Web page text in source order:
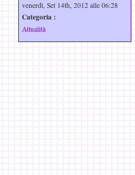
venerdì, Set 14th, 2012 alle 06:28
Categoria :
Attualità